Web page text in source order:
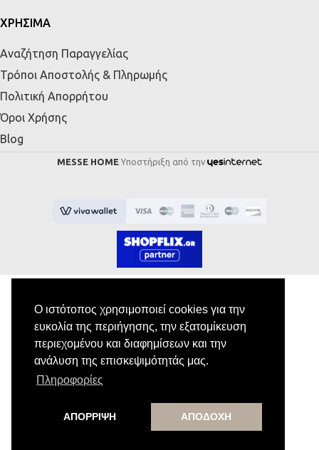
Ο ιστότοπος χρησιμοποιεί cookies για την
ευκολία της περιήγησης, την εξατομίκευση
περιεχομένου και διαφημίσεων και την
ανάλυση της επισκεψιμότητάς μας.
Πληροφορίες
ΑΠΟΡΡΙΨΗ ΑΠΟΔΟΧΗ
ΧΡΗΣΙΜΑ
Αναζήτηση Παραγγελίας
Τρόποι Αποστολής & Πληρωμής
Πολιτική Απορρήτου
Όροι Χρήσης
Blog
MESSE HOME Υποστήριξη από την
Εγγραφή στο Newsletter
Κάνε εγγραφή στο newsletter μας για να
λαμβάνεις αποκλειστικές προσφορές.